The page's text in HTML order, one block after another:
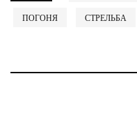
ПОГОНЯ СТРЕЛЬБА